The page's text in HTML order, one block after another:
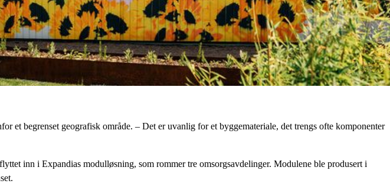
et begrenset geografisk område. – Det er uvanlig for et byggemateriale, det trengs ofte komponenter
inn i Expandias modulløsning, som rommer tre omsorgsavdelinger. Modulene ble produsert i